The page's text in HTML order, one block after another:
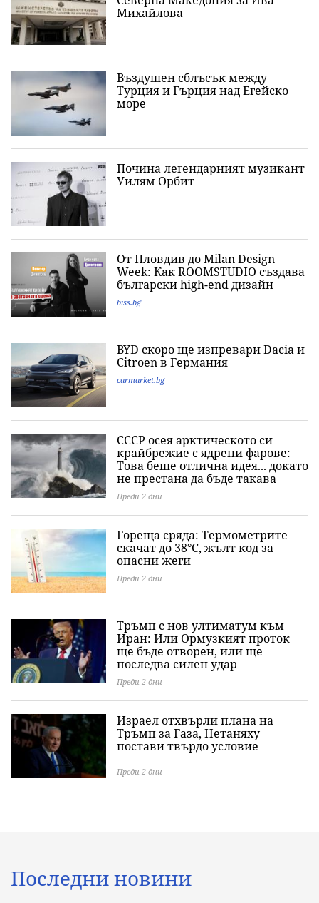
Михайлова
Въздушен сблъсък между
Турция и Гърция над Егейско
море
Почина легендарният музикант
Уилям Орбит
От Пловдив до Milan Design
Week: Как ROOMSTUDIO създава
български high-end дизайн
biss.bg
BYD скоро ще изпревари Dacia и
Citroеn в Германия
carmarket.bg
СССР осея арктическото си
крайбрежие с ядрени фарове:
Това беше отлична идея... докато
не престана да бъде такава
Преди 2 дни
Гореща сряда: Термометрите
скачат до 38°C, жълт код за
опасни жеги
Преди 2 дни
Тръмп с нов ултиматум към
Иран: Или Ормузкият проток
ще бъде отворен, или ще
последва силен удар
Преди 2 дни
Израел отхвърли плана на
Тръмп за Газа, Нетаняху
постави твърдо условие
Преди 2 дни
Последни новини